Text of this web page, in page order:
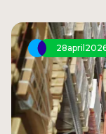
Safety First
28april